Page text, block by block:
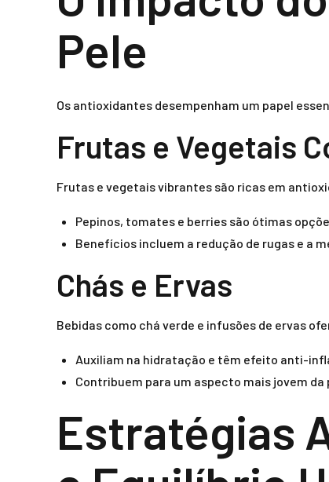
Pele
Os antioxidantes desempenham um papel
Frutas e Vegetais
Frutas e vegetais vibrantes são ricas em
Pepinos, tomates e berries são ótimas
Benefícios incluem a redução de rugas e a
Chás e Ervas
Bebidas como chá verde e infusões de ervas
Auxiliam na hidratação e têm efeito anti-
Contribuem para um aspecto mais jovem da
Estratégias